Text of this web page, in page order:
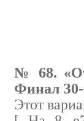
№ 68.
Финал З0-
Этот